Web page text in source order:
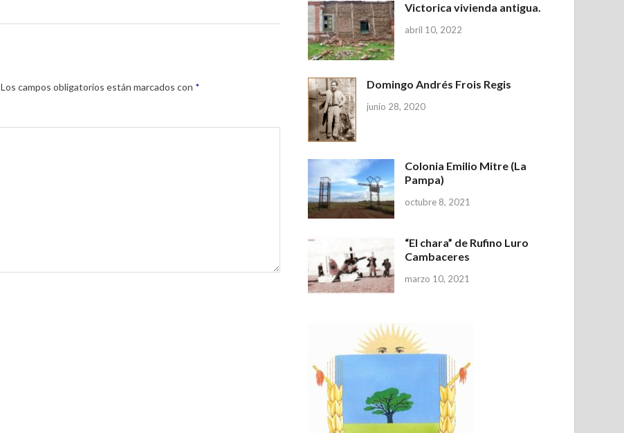
Los campos obligatorios están marcados con *
Victorica vivienda antigua.
abril 10, 2022
Domingo Andrés Frois Regis
junio 28, 2020
Colonia Emilio Mitre (La
Pampa)
octubre 8, 2021
“El chara” de Rufino Luro
Cambaceres
marzo 10, 2021